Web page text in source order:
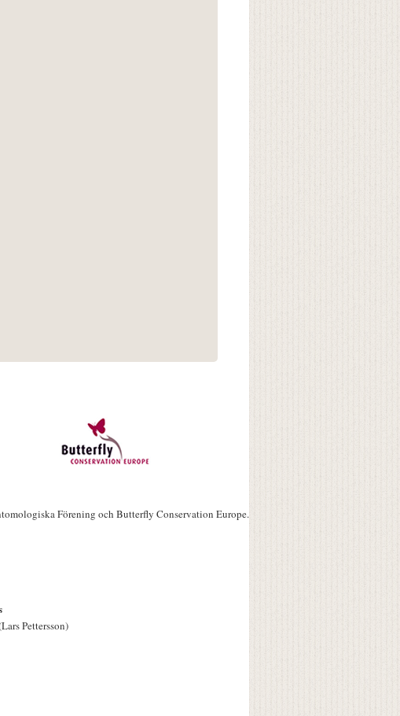
Förening och Butterfly Conservation Europe.
Pettersson)